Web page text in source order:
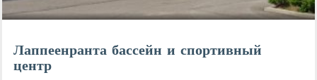
Лаппеенранта бассейн и спортивный
центр